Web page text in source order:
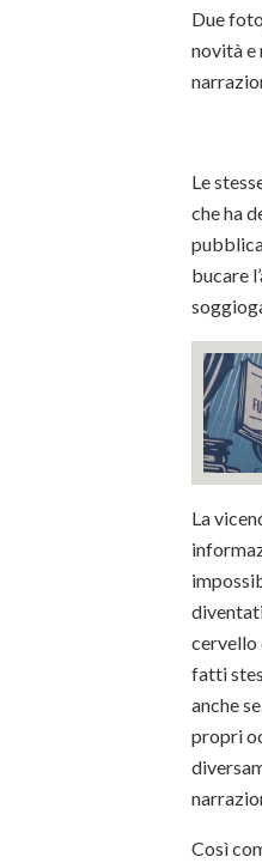
Due
novità e
Le
che ha
bucare
La
cervello
fatti
anche
propri
Così